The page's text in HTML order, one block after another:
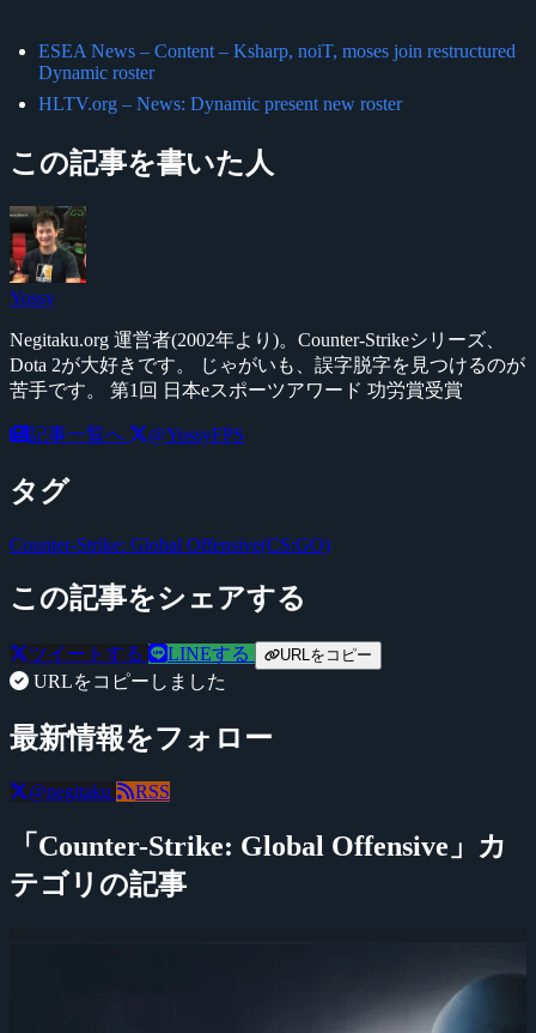
ESEA News – Content – Ksharp, noiT, moses join restructured
Dynamic roster
HLTV.org – News: Dynamic present new roster
この記事を書いた人
Yossy
Negitaku.org 運営者(2002年より)。Counter-Strikeシリーズ、
Dota 2が大好きです。 じゃがいも、誤字脱字を見つけるのが
苦手です。 第1回 日本eスポーツアワード 功労賞受賞
記事一覧へ @YossyFPS
タグ
Counter-Strike: Global Offensive(CS:GO)
この記事をシェアする
ツイートする LINEする URLをコピー
URLをコピーしました
最新情報をフォロー
@negitaku RSS
「Counter-Strike: Global Offensive」カ
テゴリの記事